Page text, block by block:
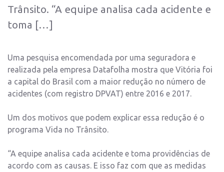
Trânsito. “A equipe analisa cada acidente e
toma […]
Uma pesquisa encomendada por uma seguradora e
realizada pela empresa Datafolha mostra que Vitória foi
a capital do Brasil com a maior redução no número de
acidentes (com registro DPVAT) entre 2016 e 2017.
Um dos motivos que podem explicar essa redução é o
programa Vida no Trânsito.
“A equipe analisa cada acidente e toma providências de
acordo com as causas. E isso faz com que as medidas